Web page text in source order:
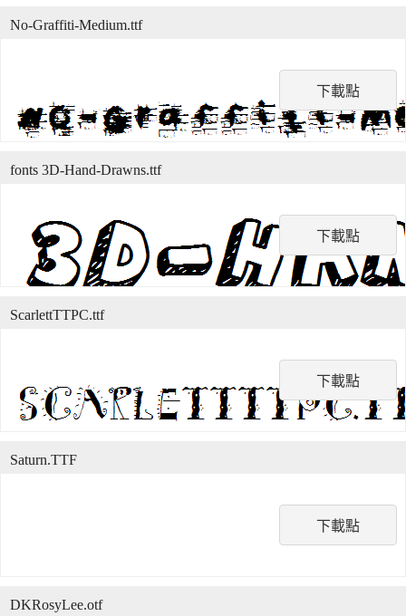
下載點
No-Graffiti-Medium.ttf
下載點
fonts 3D-Hand-Drawns.ttf
下載點
ScarlettTTPC.ttf
下載點
Saturn.TTF
DKRosyLee.otf